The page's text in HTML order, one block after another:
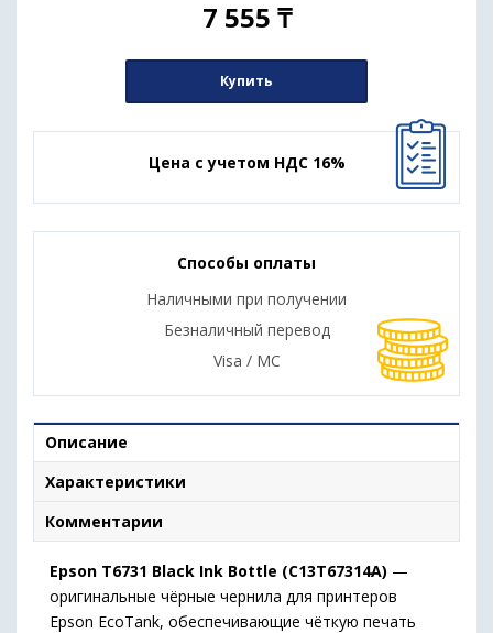
7 555 ₸
Купить
Цена с учетом НДС 16%
Способы оплаты
Наличными при получении
Безналичный перевод
Visa / MC
Описание
Характеристики
Комментарии
Epson T6731 Black Ink Bottle (C13T67314A) —
оригинальные чёрные чернила для принтеров
Epson EcoTank, обеспечивающие чёткую печать